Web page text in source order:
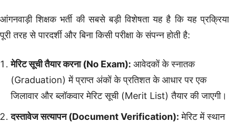
आंगनवाड़ी शिक्षक भर्ती की सबसे बड़ी विशेषता यह है कि यह प्रक्रिया
पूरी तरह से पारदर्शी और बिना किसी परीक्षा के संपन्न होती है:
मेरिट सूची तैयार करना (No Exam): आवेदकों के स्नातक
(Graduation) में प्राप्त अंकों के प्रतिशत के आधार पर एक
जिलावार और ब्लॉकवार मेरिट सूची (Merit List) तैयार की जाएगी।
दस्तावेज सत्यापन (Document Verification): मेरिट में स्थान